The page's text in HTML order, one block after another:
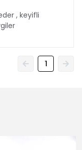
, keyifli
1